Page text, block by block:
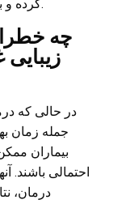
کرده و با اطمینان به نتایج دلخواه خود دست یابند.
چه
در حالی که
جمله زمان
بیماران
احتمالی
درمان،